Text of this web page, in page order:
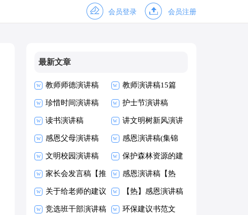
会员登录 会员注册
最新文章
教师师德演讲稿 教师演讲稿15篇
珍惜时间演讲稿
(15篇)
护士节演讲稿
读书演讲稿 讲文明树新风演讲
稿
感恩父母演讲稿
【热】
感恩演讲稿(集锦
15篇)
文明校园演讲稿 保护森林资源的建
议书范文
家长会发言稿【推
荐】
感恩演讲稿【热
门】
关于给老师的建议
书
【热】感恩演讲稿
竞选班干部演讲稿 环保建议书范文